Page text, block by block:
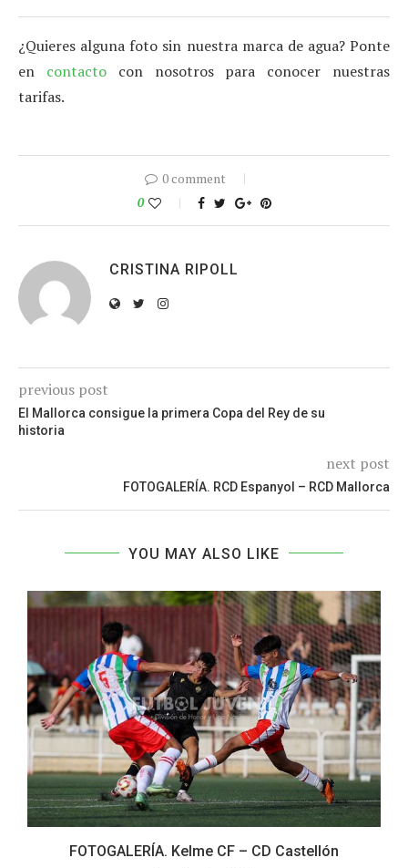
¿Quieres alguna foto sin nuestra marca de agua? Ponte
en contactocon nosotros para conocer nuestras
tarifas.
0 comment
0
CRISTINA RIPOLL
previous post
El Mallorca consigue la primera Copa del Rey de su
historia
next post
FOTOGALERÍA. RCD Espanyol – RCD Mallorca
YOU MAY ALSO LIKE
FOTOGALERÍA. Kelme CF – CD Castellón